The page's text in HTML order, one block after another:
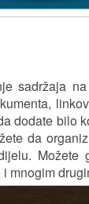
sadržaja
dodate bilo
da
Možete
mnogim